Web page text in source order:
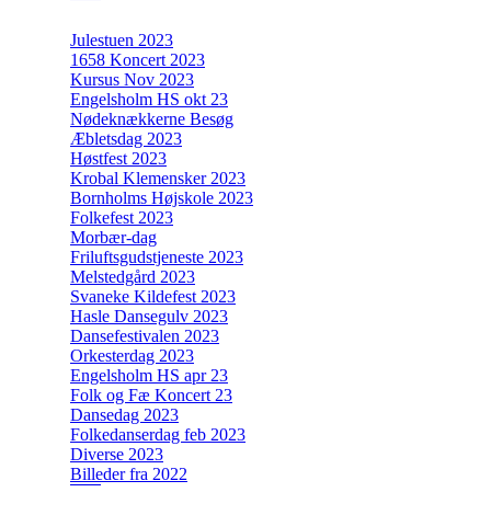
Julestuen 2023
1658 Koncert 2023
Kursus Nov 2023
Engelsholm HS okt 23
Nødeknækkerne Besøg
Æbletsdag 2023
Høstfest 2023
Krobal Klemensker 2023
Bornholms Højskole 2023
Folkefest 2023
Morbær-dag
Friluftsgudstjeneste 2023
Melstedgård 2023
Svaneke Kildefest 2023
Hasle Dansegulv 2023
Dansefestivalen 2023
Orkesterdag 2023
Engelsholm HS apr 23
Folk og Fæ Koncert 23
Dansedag 2023
Folkedanserdag feb 2023
Diverse 2023
Billeder fra 2022